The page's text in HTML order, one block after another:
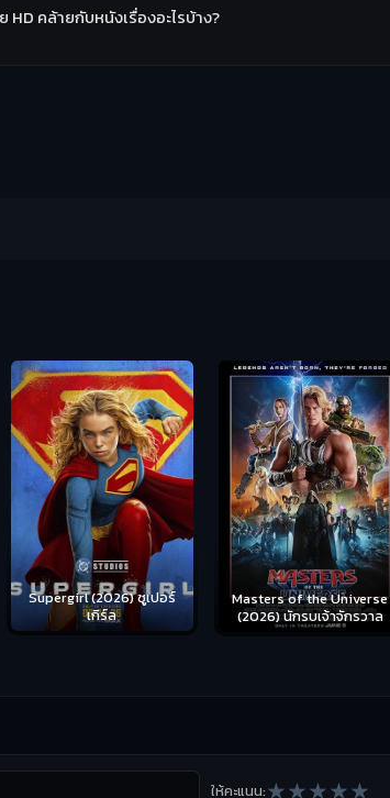
คล้ายกับหนังเรื่องอะไรบ้าง?
Supergirl (2026) ซูเปอร์
เกิร์ล
Masters of the Universe
(2026) นักรบเจ้าจักรวาล
ให้คะแนน:★★★★★